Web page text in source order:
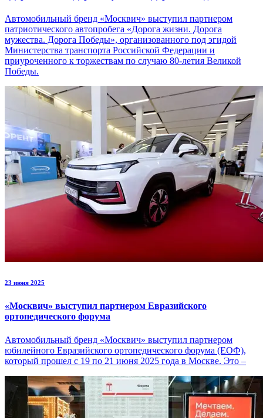
Автомобильный бренд «Москвич» выступил партнером
патриотического автопробега «Дорога жизни. Дорога
мужества. Дорога Победы», организованного под эгидой
Министерства транспорта Российской Федерации и
приуроченного к торжествам по случаю 80-летия Великой
Победы.
23 июня 2025
«Москвич» выступил партнером Евразийского
ортопедического форума
Автомобильный бренд «Москвич» выступил партнером
юбилейного Евразийского ортопедического форума (ЕОФ),
который прошел с 19 по 21 июня 2025 года в Москве. Это –